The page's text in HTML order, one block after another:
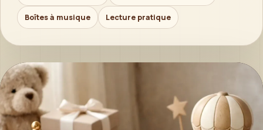
Boîtes à musique Lecture pratique